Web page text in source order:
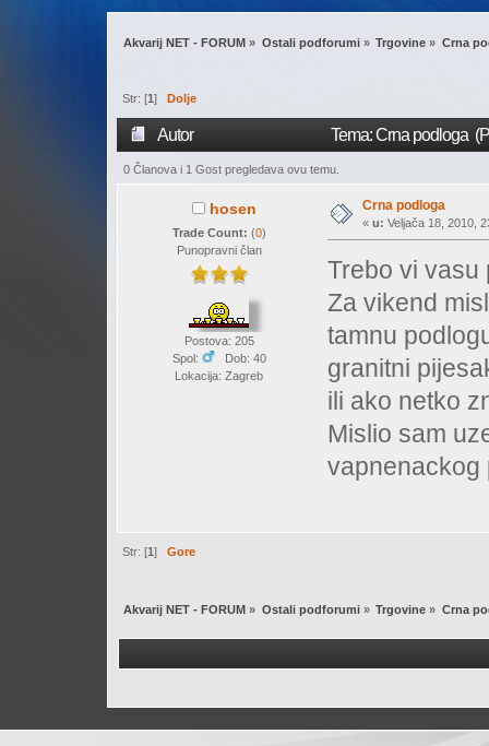
Akvarij NET - FORUM » Ostali podforumi» Trgovine » Crna
Str: [1] Dolje
Autor Tema: Crna podloga
0 Članova i 1 Gost pregledava ovu temu.
hosen
Trade Count: (0)
Punopravni član
Postova: 205
Spol:
Dob: 40
Lokacija: Zagreb
Crna podloga
« u: Veljača 18, 2010,
Trebo vi vasu
Za vikend
tamnu
granitni
ili ako netko
Mislio sam
vapnenackog
Str: [1]Gore
Akvarij NET - FORUM » Ostali podforumi» Trgovine » Crna